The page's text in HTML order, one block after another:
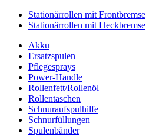
Stationärrollen mit Frontbremse
Stationärrollen mit Heckbremse
Akku
Ersatzspulen
Pflegesprays
Power-Handle
Rollenfett/Rollenöl
Rollentaschen
Schnuraufspulhilfe
Schnurfüllungen
Spulenbänder